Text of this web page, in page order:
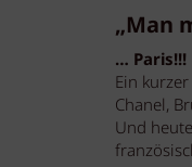
„Man
… Paris!!!
Ein
Chanel,
Und